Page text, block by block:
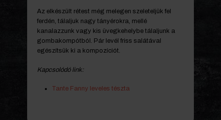
Az elkészült rétest még melegen szeleteljük fel
ferdén, tálaljuk nagy tányérokra, mellé
kanalazzunk vagy kis üvegkehelybe tálaljunk a
gombakompótból. Pár levél friss salátával
egészítsük ki a kompozíciót.
Kapcsolódó link:
Tante Fanny leveles tészta